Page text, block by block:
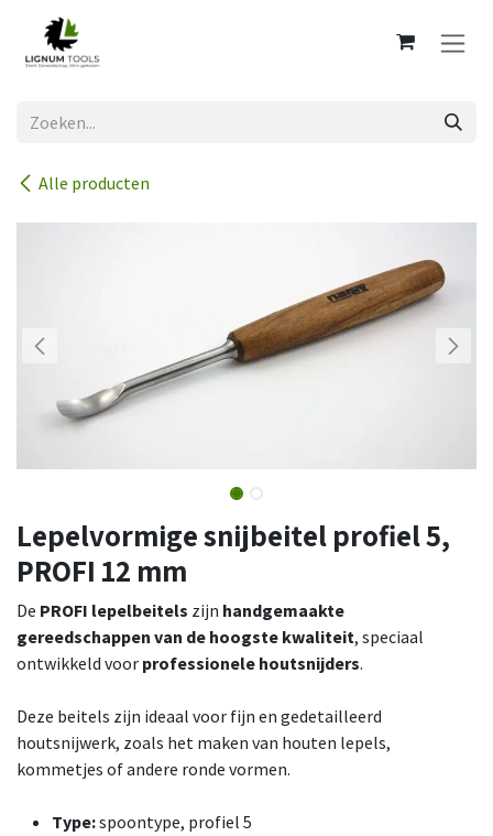
Overslaan naar inhoud
Alle producten
Lepelvormige snijbeitel profiel 5,
PROFI 12 mm
De PROFI lepelbeitels zijn handgemaakte
gereedschappen van de hoogste kwaliteit, speciaal
ontwikkeld voor professionele houtsnijders.
Deze beitels zijn ideaal voor fijn en gedetailleerd
houtsnijwerk, zoals het maken van houten lepels,
kommetjes of andere ronde vormen.
Type:spoontype, profiel 5